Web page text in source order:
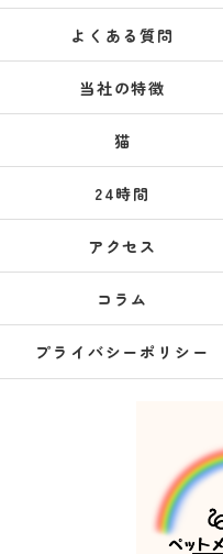
よくある質問
当社の特徴
猫
24時間
アクセス
コラム
プライバシーポリシー